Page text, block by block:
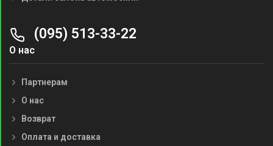
(095) 513-33-22
О нас
Партнерам
О нас
Возврат
Оплата и доставка